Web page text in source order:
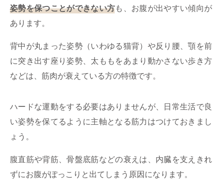
姿勢を保つことができない方も、お腹が出やすい傾向が
あります。
背中が丸まった姿勢（いわゆる猫背）や反り腰、顎を前
に突き出す座り姿勢、太ももをあまり動かさない歩き方
などは、筋肉が衰えている方の特徴です。
ハードな運動をする必要はありませんが、日常生活で良
い姿勢を保てるように主軸となる筋力はつけておきまし
ょう。
腹直筋や背筋、骨盤底筋などの衰えは、内臓を支えきれ
ずにお腹がぽっこりと出てしまう原因になります。